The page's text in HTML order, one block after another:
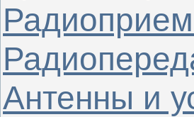
Антенны и